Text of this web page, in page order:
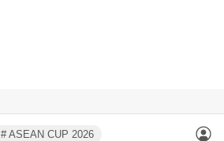
# ASEAN CUP 2026